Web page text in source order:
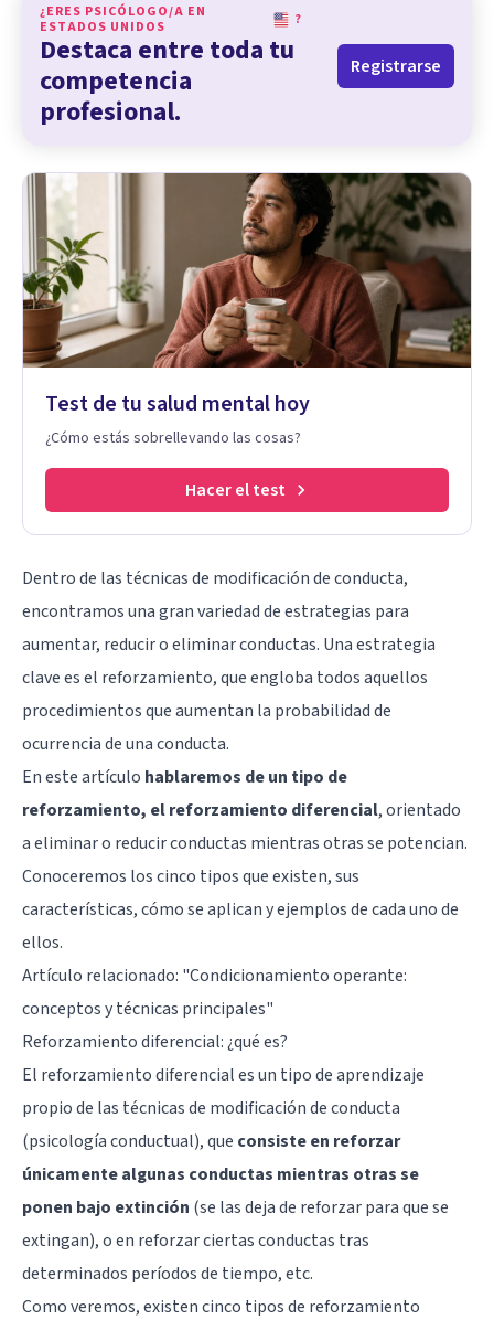
¿ERES PSICÓLOGO/A EN
ESTADOS UNIDOS
?
Destaca entre toda tu
competencia
profesional.
Registrarse
Test de tu salud mental hoy
¿Cómo estás sobrellevando las cosas?
Hacer el test
Dentro de las técnicas de modificación de conducta,
encontramos una gran variedad de estrategias para
aumentar, reducir o eliminar conductas. Una estrategia
clave es el reforzamiento, que engloba todos aquellos
procedimientos que aumentan la probabilidad de
ocurrencia de una conducta.
En este artículo hablaremos de un tipo de
reforzamiento, el reforzamiento diferencial, orientado
a eliminar o reducir conductas mientras otras se potencian.
Conoceremos los cinco tipos que existen, sus
características, cómo se aplican y ejemplos de cada uno de
ellos.
Artículo relacionado: "Condicionamiento operante:
conceptos y técnicas principales"
Reforzamiento diferencial: ¿qué es?
El reforzamiento diferencial es un tipo de aprendizaje
propio de las técnicas de modificación de conducta
(psicología conductual), que consiste en reforzar
únicamente algunas conductas mientras otras se
ponen bajo extinción (se las deja de reforzar para que se
extingan), o en reforzar ciertas conductas tras
determinados períodos de tiempo, etc.
Como veremos, existen cinco tipos de reforzamiento